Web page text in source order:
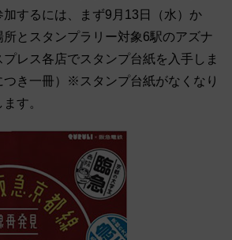
加するには、まず9月13日（水）か
所とスタンプラリー対象6駅のアズナ
レス各店でスタンプ台紙を入手しま
つき一冊）※スタンプ台紙がなくなり
す。